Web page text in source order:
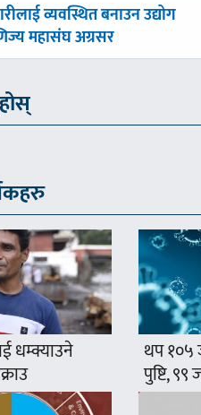
व्यवस्थित बनाउन उद्योग
महासंघ अग्रसर
धम्क्याउने थप १०५
पुष्टि, ९९